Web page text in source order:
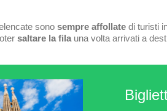
sono sempre affollate di turisti
saltare la fila una volta arrivati a